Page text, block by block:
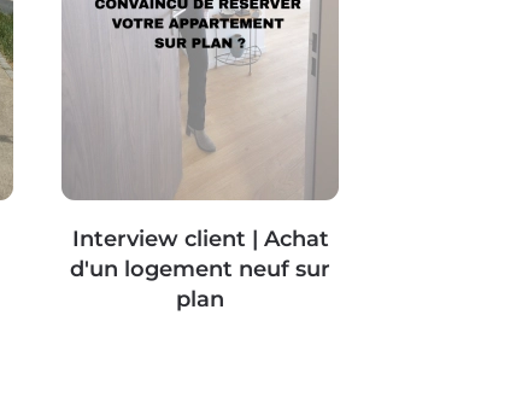
Interview client | Achat
d'un logement neuf sur
plan